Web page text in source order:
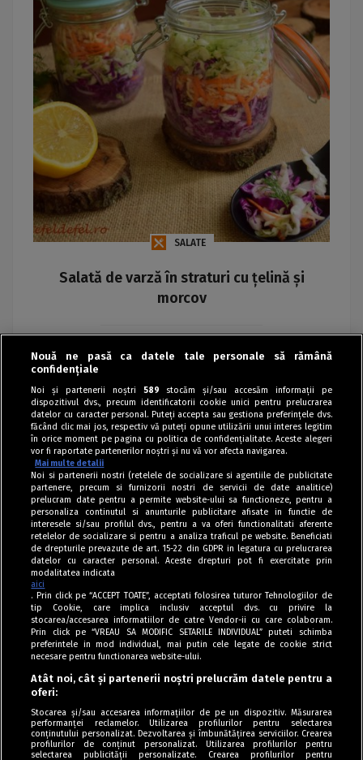
SALATE
Salată de varză în straturi cu țelină și
morcov
Tag index
Program Antena 1
Politica de cookies
Nouă ne pasă ca datele tale personale să rămână
confidențiale
Noi și partenerii noștri 589 stocăm și/sau accesăm informații pe
dispozitivul dvs., precum identificatorii cookie unici pentru prelucrarea
datelor cu caracter personal. Puteți accepta sau gestiona preferințele dvs.
făcând clic mai jos, respectiv vă puteți opune utilizării unui interes legitim
în orice moment pe pagina cu politica de confidențialitate. Aceste alegeri
vor fi raportate partenerilor noștri și nu vă vor afecta navigarea.
Mai multe detalii
Noi si partenerii nostri (retelele de socializare si agentiile de publicitate
partenere, precum si furnizorii nostri de servicii de date analitice)
prelucram date pentru a permite website-ului sa functioneze, pentru a
personaliza continutul si anunturile publicitare afisate in functie de
interesele si/sau profilul dvs., pentru a va oferi functionalitati aferente
retelelor de socializare si pentru a analiza traficul pe website. Beneficiati
de drepturile prevazute de art. 15-22 din GDPR in legatura cu prelucrarea
datelor cu caracter personal. Aceste drepturi pot fi exercitate prin
modalitatea indicata
aici
. Prin click pe “ACCEPT TOATE”, acceptati folosirea tuturor Tehnologiilor de
tip Cookie, care implica inclusiv acceptul dvs. cu privire la
stocarea/accesarea informatiilor de catre Vendor-ii cu care colaboram.
Prin click pe “VREAU SA MODIFIC SETARILE INDIVIDUAL” puteti schimba
preferintele in mod individual, mai putin cele legate de cookie strict
necesare pentru functionarea website-ului.
Atât noi, cât și partenerii noștri prelucrăm datele pentru a
oferi:
Stocarea și/sau accesarea informațiilor de pe un dispozitiv. Măsurarea
performanței reclamelor. Utilizarea profilurilor pentru selectarea
conținutului personalizat. Dezvoltarea și îmbunătățirea serviciilor. Crearea
profilurilor de conținut personalizat. Utilizarea profilurilor pentru
selectarea publicității personalizate. Crearea profilurilor pentru